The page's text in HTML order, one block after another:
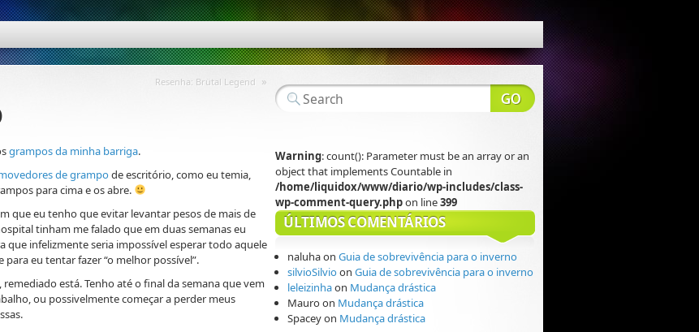
Resenha: Brütal Legend »
grampos da minha barriga.
de grampode escritório, como eu temia,
para cima e os abre.
que eu tenho que evitar levantar pesos de mais de
tinham me falado que em duas semanas eu
que infelizmente seria impossível esperar todo aquele
eu tentar fazer “o melhor possível”.
está. Tenho até o final da semana que vem
ou possivelmente começar a perder meus
Warning: count(): Parameter must be an array or an
object that implements Countable in
/home/liquidox/www/diario/wp-includes/class-
wp-comment-query.phpon line399
ÚLTIMOS COMENTÁRIOS
naluhaon Guia de sobrevivência para o inverno
silvioSilvioon Guia de sobrevivência para o inverno
leleizinhaon Mudança drástica
Mauroon Mudança drástica
Spaceyon Mudança drástica